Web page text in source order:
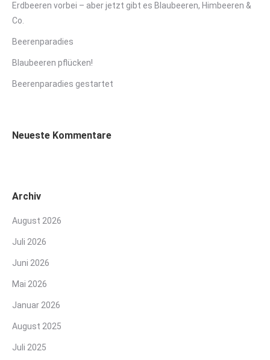
Erdbeeren vorbei – aber jetzt gibt es Blaubeeren, Himbeeren &
Co.
Beerenparadies
Blaubeeren pflücken!
Beerenparadies gestartet
Neueste Kommentare
Archiv
August 2026
Juli 2026
Juni 2026
Mai 2026
Januar 2026
August 2025
Juli 2025